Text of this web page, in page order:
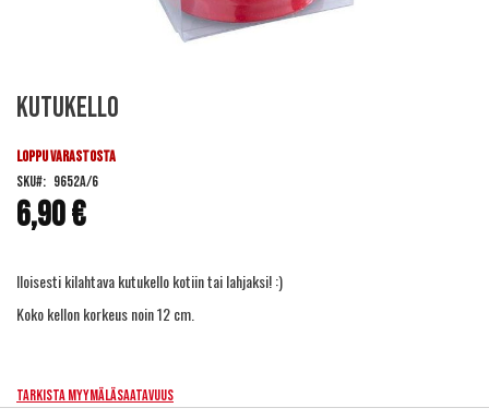
to
beginning
the
images
gallery
Kutukello
6,90 €
LOPPU VARASTOSTA
SKU
9652A/6
Iloisesti kilahtava kutukello kotiin tai lahjaksi! :)
Koko kellon korkeus noin 12 cm.
Tarkista myymäläsaatavuus